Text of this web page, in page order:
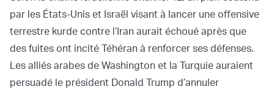
par les États-Unis et Israël visant à lancer une offensive
terrestre kurde contre l’Iran aurait échoué après que
des fuites ont incité Téhéran à renforcer ses défenses.
Les alliés arabes de Washington et la Turquie auraient
persuadé le président Donald Trump d’annuler